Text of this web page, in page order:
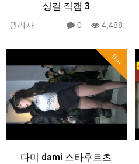
싱걸 직캠 3
관리자 0 4,488
Hot
다미 dami 스타후르츠